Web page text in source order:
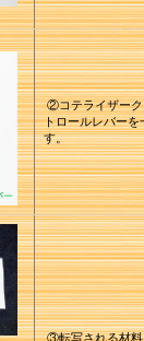
②コテライザーク
トロールレバーを
す。
③転写される材料